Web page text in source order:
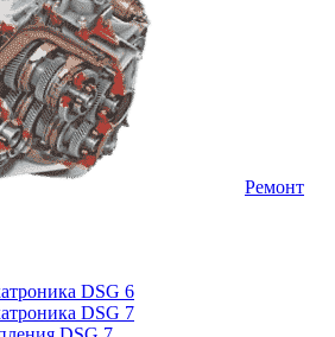
Ремонт
DSG 6
DSG 7